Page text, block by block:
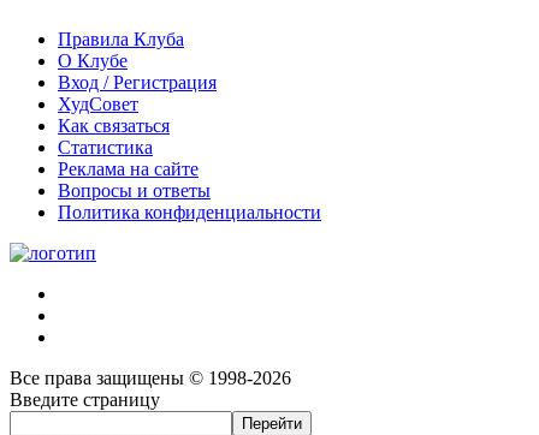
Правила Клуба
О Клубе
Вход / Регистрация
ХудСовет
Как связаться
Статистика
Реклама на сайте
Вопросы и ответы
Политика конфиденциальности
Все права защищены © 1998-2026
Введите страницу